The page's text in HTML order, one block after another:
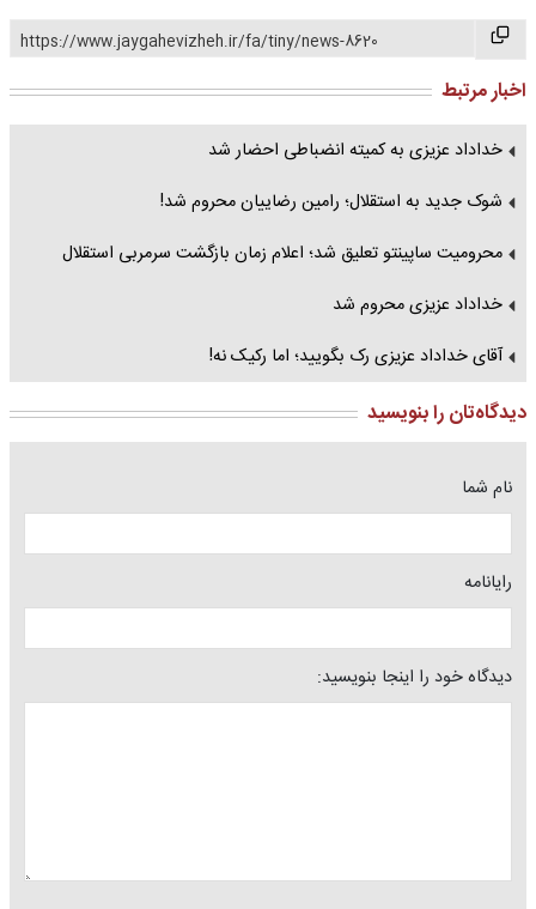
https://www.jaygahevizheh.ir/fa/tiny/news-8620
اخبار مرتبط
خداداد عزیزی به کمیته انضباطی احضار شد
شوک جدید به استقلال؛ رامین رضاییان محروم شد!
محرومیت ساپینتو تعلیق شد؛ اعلام زمان بازگشت سرمربی استقلال
خداداد عزیزی محروم شد
آقای خداداد عزیزی رک بگویید؛ اما رکیک نه!
دیدگاه‌تان را بنویسید
نام شما
رایانامه
دیدگاه خود را اینجا بنویسید: